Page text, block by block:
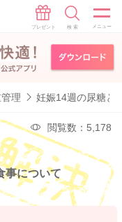
理 妊娠14週の尿糖と
閲覧数：5,178
事について